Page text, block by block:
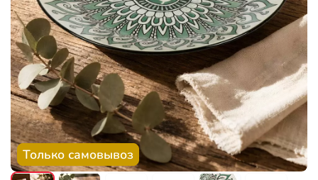
Только самовывоз